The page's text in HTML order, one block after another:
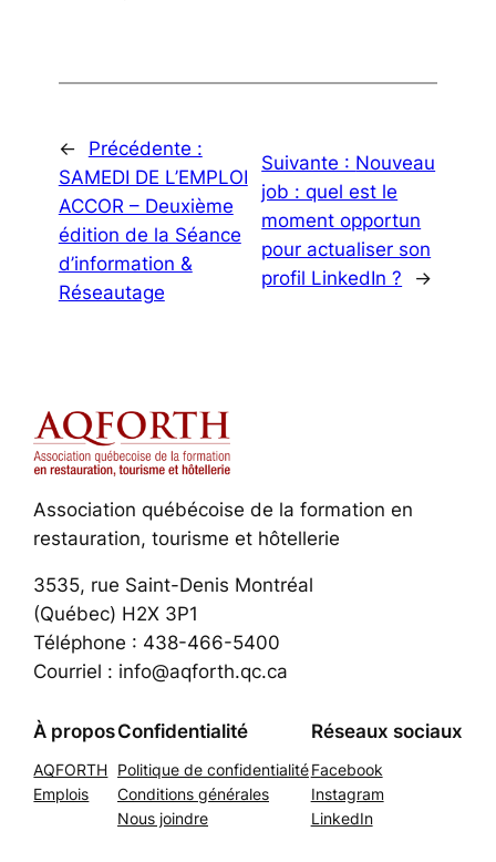
←
Précédente :
SAMEDI DE L’EMPLOI
ACCOR – Deuxième
édition de la Séance
d’information &
Réseautage
Suivante : Nouveau
job : quel est le
moment opportun
pour actualiser son
profil LinkedIn ?
→
Association québécoise de la formation en
restauration, tourisme et hôtellerie
3535, rue Saint-Denis Montréal
(Québec) H2X 3P1
Téléphone : 438-466-5400
Courriel : info@aqforth.qc.ca
À propos
AQFORTH
Emplois
Confidentialité
Politique de confidentialité
Conditions générales
Nous joindre
Réseaux sociaux
Facebook
Instagram
LinkedIn